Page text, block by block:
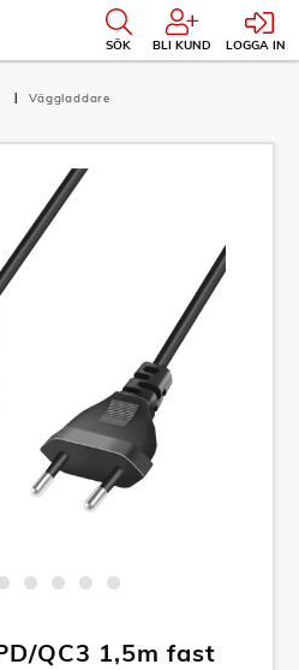
SÖK BLI KUND LOGGA IN
Väggladdare
QC3 1,5m fast